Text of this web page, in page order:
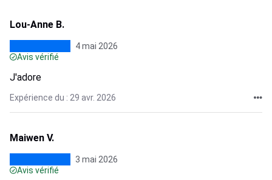
Lou-Anne B.
4 mai 2026
Avis vérifié
J'adore
Expérience du : 29 avr. 2026
Maiwen V.
3 mai 2026
Avis vérifié